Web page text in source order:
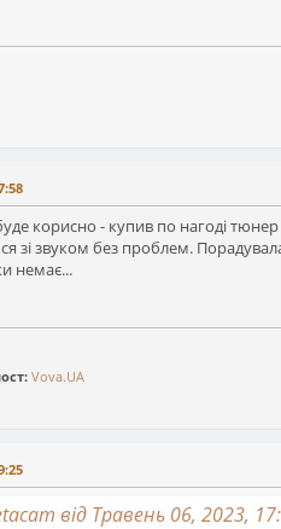
корисно - купив по нагоді тюнер
зі звуком без проблем.
немає...
Vova.UA
від Травень 06, 2023,